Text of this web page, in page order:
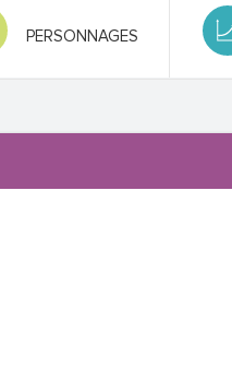
PERSONNAGES